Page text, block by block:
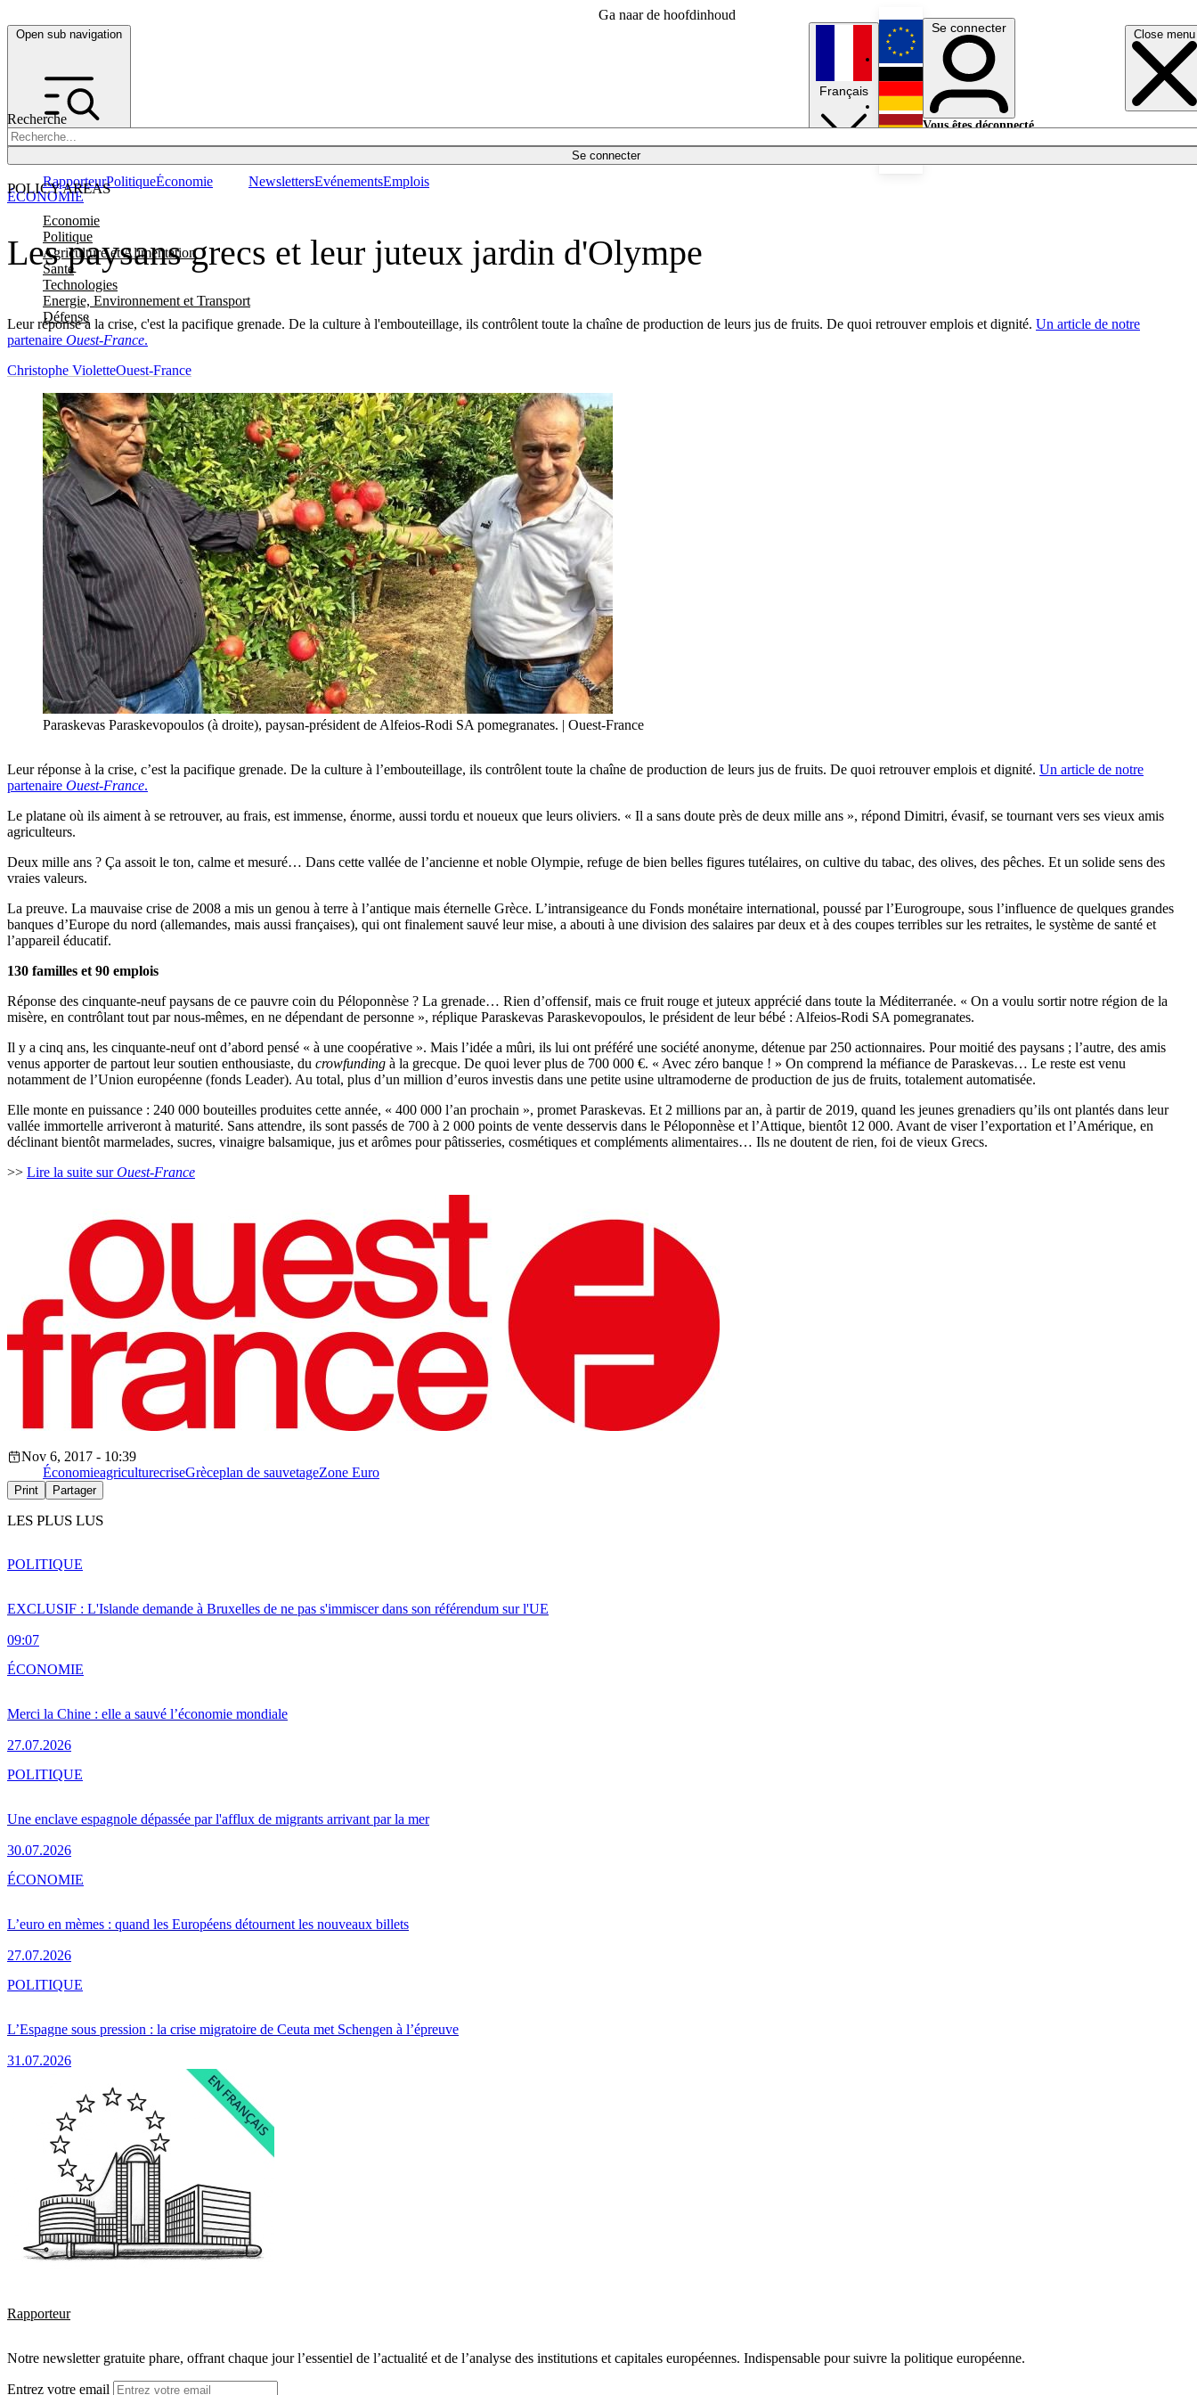
Ga naar de hoofdinhoud
Open sub navigation Close menu
Recherche
Se connecter
POLICY AREAS
Economie
Politique
Agriculture et Alimentation
Santé
Technologies
Energie, Environnement et Transport
Défense
RapporteurPolitiqueÉconomie NewslettersEvénementsEmplois
Français
English
Deutsch
Se connecter
Vous êtes déconnecté.
Les paysans grecs et leur juteux jardin d'Olympe
Leur réponse à la crise, c'est la pacifique grenade. De la culture à l'embouteillage, ils contrôlent toute la chaîne de production de leurs jus de fruits. De quoi retrouver emplois et dignité. Un article de notre
partenaire Ouest-France.
ÉCONOMIE
Christophe VioletteOuest-France
Paraskevas Paraskevopoulos (à droite), paysan-président de Alfeios-Rodi SA pomegranates. | Ouest-France
Leur réponse à la crise, c’est la pacifique grenade. De la culture à l’embouteillage, ils contrôlent toute la chaîne de production de leurs jus de fruits. De quoi retrouver emplois et dignité. Un article de notre
partenaire Ouest-France.
Le platane où ils aiment à se retrouver, au frais, est immense, énorme, aussi tordu et noueux que leurs oliviers. « Il a sans doute près de deux mille ans », répond Dimitri, évasif, se tournant vers ses vieux amis
agriculteurs.
Deux mille ans ? Ça assoit le ton, calme et mesuré… Dans cette vallée de l’ancienne et noble Olympie, refuge de bien belles figures tutélaires, on cultive du tabac, des olives, des pêches. Et un solide sens des
vraies valeurs.
La preuve. La mauvaise crise de 2008 a mis un genou à terre à l’antique mais éternelle Grèce. L’intransigeance du Fonds monétaire international, poussé par l’Eurogroupe, sous l’influence de quelques grandes
banques d’Europe du nord (allemandes, mais aussi françaises), qui ont finalement sauvé leur mise, a abouti à une division des salaires par deux et à des coupes terribles sur les retraites, le système de santé et
l’appareil éducatif.
130 familles et 90 emplois
Réponse des cinquante-neuf paysans de ce pauvre coin du Péloponnèse ? La grenade… Rien d’offensif, mais ce fruit rouge et juteux apprécié dans toute la Méditerranée. « On a voulu sortir notre région de la
misère, en contrôlant tout par nous-mêmes, en ne dépendant de personne », réplique Paraskevas Paraskevopoulos, le président de leur bébé : Alfeios-Rodi SA pomegranates.
Il y a cinq ans, les cinquante-neuf ont d’abord pensé « à une coopérative ». Mais l’idée a mûri, ils lui ont préféré une société anonyme, détenue par 250 actionnaires. Pour moitié des paysans ; l’autre, des amis
venus apporter de partout leur soutien enthousiaste, du crowfunding à la grecque. De quoi lever plus de 700 000 €. « Avec zéro banque ! » On comprend la méfiance de Paraskevas… Le reste est venu
notamment de l’Union européenne (fonds Leader). Au total, plus d’un million d’euros investis dans une petite usine ultramoderne de production de jus de fruits, totalement automatisée.
Elle monte en puissance : 240 000 bouteilles produites cette année, « 400 000 l’an prochain », promet Paraskevas. Et 2 millions par an, à partir de 2019, quand les jeunes grenadiers qu’ils ont plantés dans leur
vallée immortelle arriveront à maturité. Sans attendre, ils sont passés de 700 à 2 000 points de vente desservis dans le Péloponnèse et l’Attique, bientôt 12 000. Avant de viser l’exportation et l’Amérique, en
déclinant bientôt marmelades, sucres, vinaigre balsamique, jus et arômes pour pâtisseries, cosmétiques et compléments alimentaires… Ils ne doutent de rien, foi de vieux Grecs.
>> Lire la suite surOuest-France
Nov 6, 2017 - 10:39
ÉconomieagriculturecriseGrèceplan de sauvetageZone Euro
Print Partager
LES PLUS LUS
EXCLUSIF : L'Islande demande à Bruxelles de ne pas s'immiscer dans son référendum sur l'UE
09:07
POLITIQUE
Merci la Chine : elle a sauvé l’économie mondiale
27.07.2026
ÉCONOMIE
Une enclave espagnole dépassée par l'afflux de migrants arrivant par la mer
30.07.2026
POLITIQUE
L’euro en mèmes : quand les Européens détournent les nouveaux billets
27.07.2026
ÉCONOMIE
L’Espagne sous pression : la crise migratoire de Ceuta met Schengen à l’épreuve
31.07.2026
POLITIQUE
Rapporteur
Notre newsletter gratuite phare, offrant chaque jour l’essentiel de l’actualité et de l’analyse des institutions et capitales européennes. Indispensable pour suivre la politique européenne.
Entrez votre email